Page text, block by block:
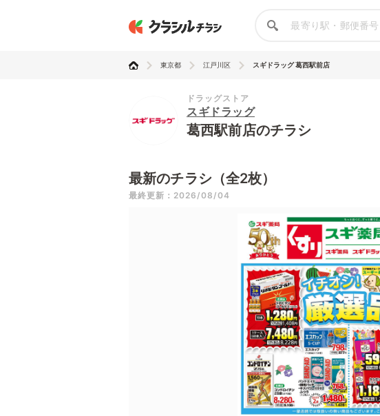
東京都 江戸川区 スギドラッグ 葛西駅前店
ドラッグストア
スギドラッグ
葛西駅前店のチラシ
最新のチラシ（全2枚）
最終更新：2026/08/04